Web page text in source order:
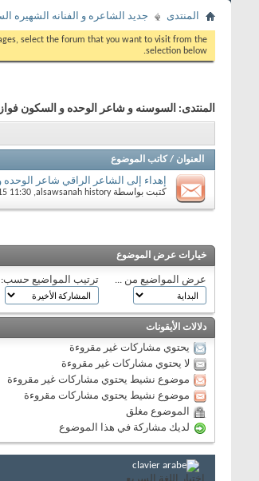
المنتدى جديد الشاعره و الفنانه الشهيره
select the forum that you want to visit from the
selection below.
المنتدى: السوسنه و شاعر الوحده و السكون
العنوان / كاتب الموضوع
إهداء إلى الشاعر الراقي شاعر
كتبت بواسطةalsawsanah history
‏, 04-20-2015 11:30 AM
خيارات عرض الموضوع
عرض المواضيع من ... ترتيب المواضيع حسب:
دلالات الأيقونات
يحتوي مشاركات غير مقروءة
لا يحتوي مشاركات غير مقروءة
موضوع نشيط يحتوي مشاركات غير مقروءة
موضوع نشيط يحتوي مشاركات مقروءة
الموضوع مغلق
لديك مشاركة في هذا الموضوع